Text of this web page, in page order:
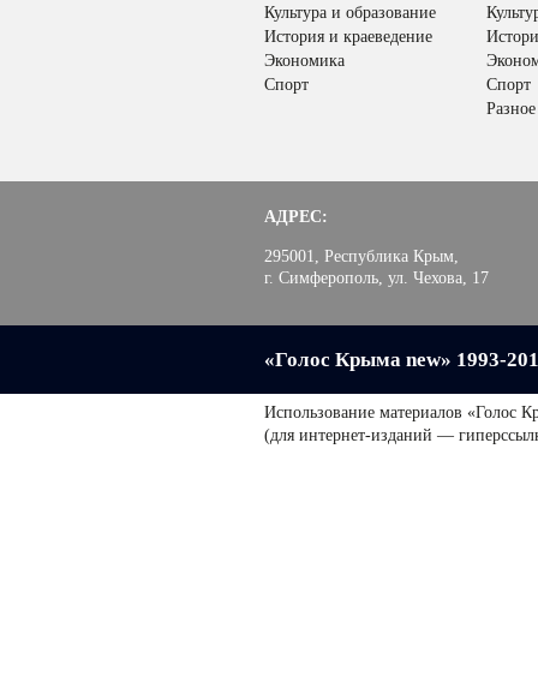
Культура и образование
История и краеведение
Экономика
Спорт
Спорт
Разное
АДРЕС:
295001, Республика Крым,
г. Симферополь, ул. Чехова, 17
«Голос Крыма new» 1993-
Использование материалов «Голос
(для интернет-изданий —